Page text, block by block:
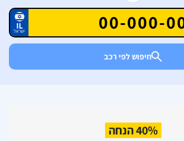
חיפוש לפי רכב
40% הנחה